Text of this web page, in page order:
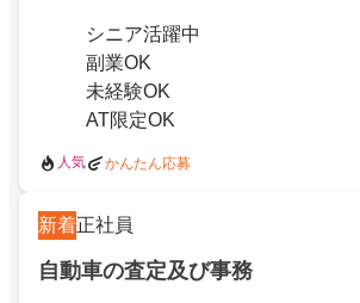
シニア活躍中
副業OK
未経験OK
AT限定OK
人気 かんたん応募
新着正社員
自動車の査定及び事務